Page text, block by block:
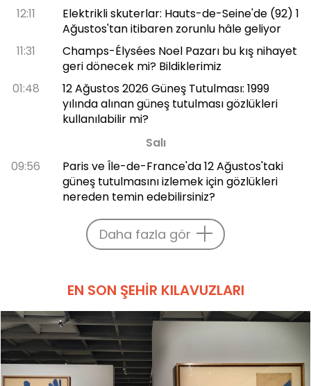
12:11
Elektrikli skuterlar: Hauts-de-Seine'de (92) 1
Ağustos'tan itibaren zorunlu hâle geliyor
11:31
Champs-Élysées Noel Pazarı bu kış nihayet
geri dönecek mi? Bildiklerimiz
01:48
12 Ağustos 2026 Güneş Tutulması: 1999
yılında alınan güneş tutulması gözlükleri
kullanılabilir mi?
Salı
09:56
Paris ve Île-de-France'da 12 Ağustos'taki
güneş tutulmasını izlemek için gözlükleri
nereden temin edebilirsiniz?
Daha fazla gör
EN SON ŞEHIR KILAVUZLARI